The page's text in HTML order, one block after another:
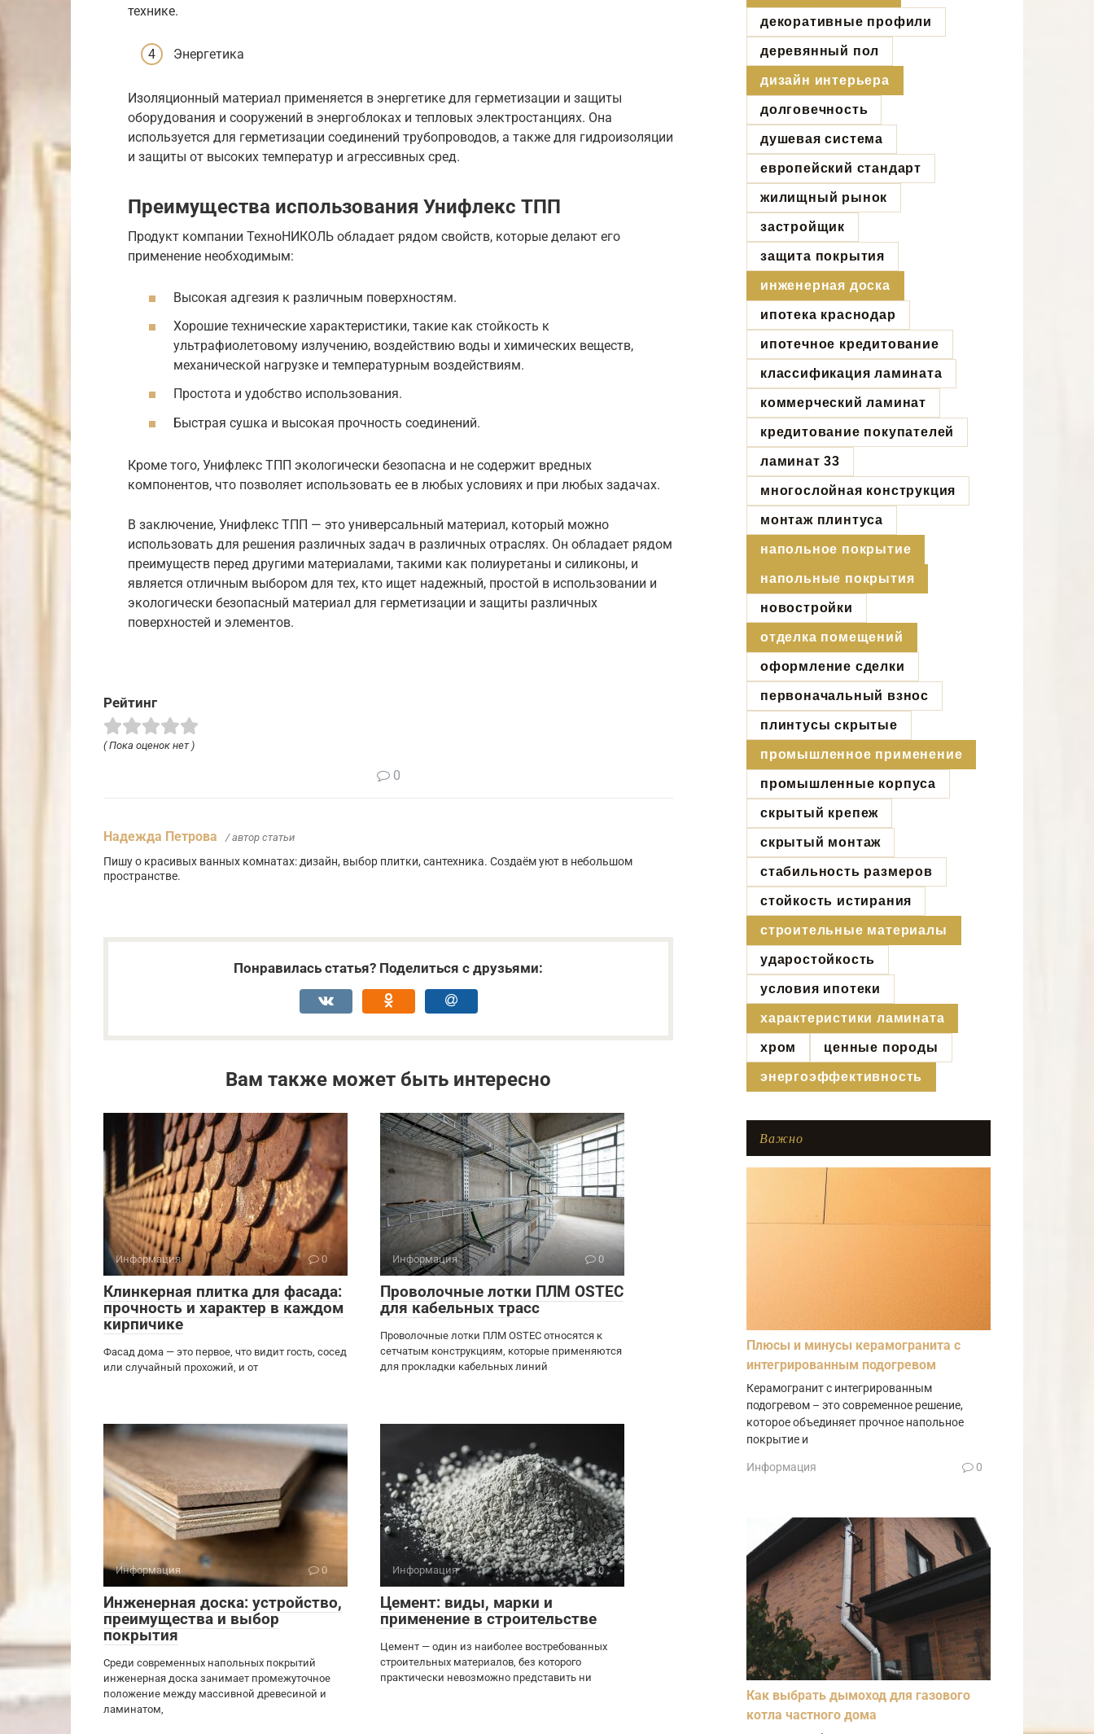
технике.
Энергетика
Изоляционный материал применяется в энергетике для герметизации и защиты
оборудования и сооружений в энергоблоках и тепловых электростанциях. Она
используется для герметизации соединений трубопроводов, а также для гидроизоляции
и защиты от высоких температур и агрессивных сред.
Преимущества использования Унифлекс ТПП
Продукт компании ТехноНИКОЛЬ обладает рядом свойств, которые делают его
применение необходимым:
Высокая адгезия к различным поверхностям.
Хорошие технические характеристики, такие как стойкость к
ультрафиолетовому излучению, воздействию воды и химических веществ,
механической нагрузке и температурным воздействиям.
Простота и удобство использования.
Быстрая сушка и высокая прочность соединений.
Кроме того, Унифлекс ТПП экологически безопасна и не содержит вредных
компонентов, что позволяет использовать ее в любых условиях и при любых задачах.
В заключение, Унифлекс ТПП — это универсальный материал, который можно
использовать для решения различных задач в различных отраслях. Он обладает рядом
преимуществ перед другими материалами, такими как полиуретаны и силиконы, и
является отличным выбором для тех, кто ищет надежный, простой в использовании и
экологически безопасный материал для герметизации и защиты различных
поверхностей и элементов.
Рейтинг
( Пока оценок нет )
0
Надежда Петрова / автор статьи
Пишу о красивых ванных комнатах: дизайн, выбор плитки, сантехника. Создаём уют в небольшом
пространстве.
Понравилась статья? Поделиться с друзьями:
Вам также может быть интересно
Информация 0
Клинкерная плитка для фасада:
прочность и характер в каждом
кирпичике
Фасад дома — это первое, что видит гость, сосед
или случайный прохожий, и от
Информация 0
Проволочные лотки ПЛМ OSTEC
для кабельных трасс
Проволочные лотки ПЛМ OSTEC относятся к
сетчатым конструкциям, которые применяются
для прокладки кабельных линий
Информация 0
Инженерная доска: устройство,
преимущества и выбор
покрытия
Среди современных напольных покрытий
инженерная доска занимает промежуточное
положение между массивной древесиной и
ламинатом,
Информация 0
Цемент: виды, марки и
применение в строительстве
Цемент — один из наиболее востребованных
строительных материалов, без которого
практически невозможно представить ни
декоративные профили
деревянный пол
дизайн интерьера
долговечность
душевая система
европейский стандарт
жилищный рынок
застройщик
защита покрытия
инженерная доска
ипотека краснодар
ипотечное кредитование
классификация ламината
коммерческий ламинат
кредитование покупателей
ламинат 33
многослойная конструкция
монтаж плинтуса
напольное покрытие
напольные покрытия
новостройки
отделка помещений
оформление сделки
первоначальный взнос
плинтусы скрытые
промышленное применение
промышленные корпуса
скрытый крепеж
скрытый монтаж
стабильность размеров
стойкость истирания
строительные материалы
ударостойкость
условия ипотеки
характеристики ламината
хром ценные породы
энергоэффективность
Важно
Плюсы и минусы керамогранита с
интегрированным подогревом
Керамогранит с интегрированным
подогревом – это современное решение,
которое объединяет прочное напольное
покрытие и
Информация 0
Как выбрать дымоход для газового
котла частного дома